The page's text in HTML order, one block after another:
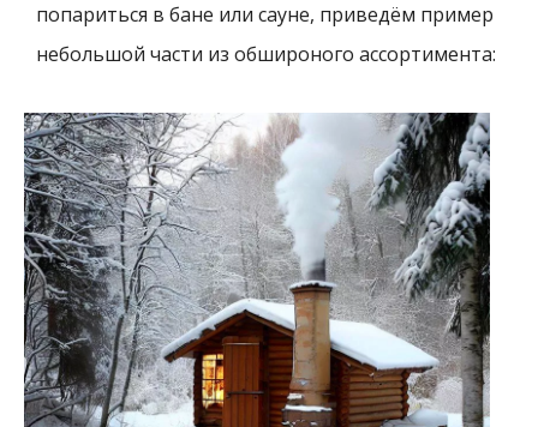
попариться в бане или сауне, приведём пример
небольшой части из обшироного ассортимента: